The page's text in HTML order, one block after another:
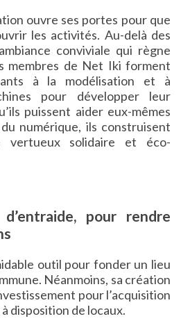
ouvre ses portes pour que
les activités. Au-delà des
conviviale qui règne
membres de Net Iki forment
à la modélisation et à
pour développer leur
puissent aider eux-mêmes
numérique, ils construisent
vertueux solidaire et éco-
pour rendre
outil pour fonder un lieu
Néanmoins, sa création
pour l’acquisition
disposition de locaux.